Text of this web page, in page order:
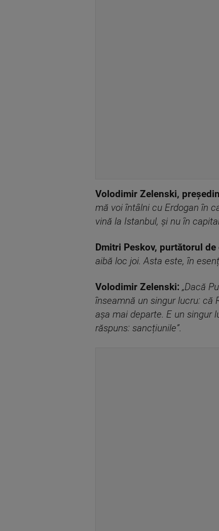
Volodimir Zelenski,
mă voi întâlni cu Erdogan în
vină la Istanbul, și nu în
Dmitri Peskov, purtătorul
aibă loc joi. Asta este, în
Volodimir Zelenski: „Dacă
înseamnă un singur lucru: că
așa mai departe. E un singur
răspuns: sancțiunile”.